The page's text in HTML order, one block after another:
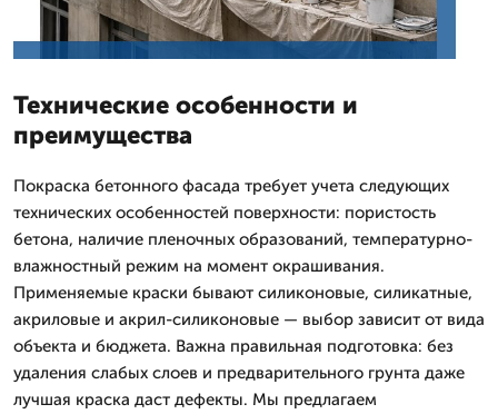
Технические особенности и
преимущества
Покраска бетонного фасада требует учета следующих
технических особенностей поверхности: пористость
бетона, наличие пленочных образований, температурно-
влажностный режим на момент окрашивания.
Применяемые краски бывают силиконовые, силикатные,
акриловые и акрил-силиконовые — выбор зависит от вида
объекта и бюджета. Важна правильная подготовка: без
удаления слабых слоев и предварительного грунта даже
лучшая краска даст дефекты. Мы предлагаем